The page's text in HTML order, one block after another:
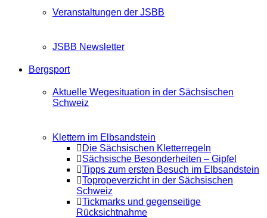
Veranstaltungen der JSBB
JSBB Newsletter
Bergsport
Aktuelle Wegesituation in der Sächsischen
Schweiz
Klettern im Elbsandstein
Die Sächsischen Kletterregeln
Sächsische Besonderheiten – Gipfel
Tipps zum ersten Besuch im Elbsandstein
Topropeverzicht in der Sächsischen
Schweiz
Tickmarks und gegenseitige
Rücksichtnahme